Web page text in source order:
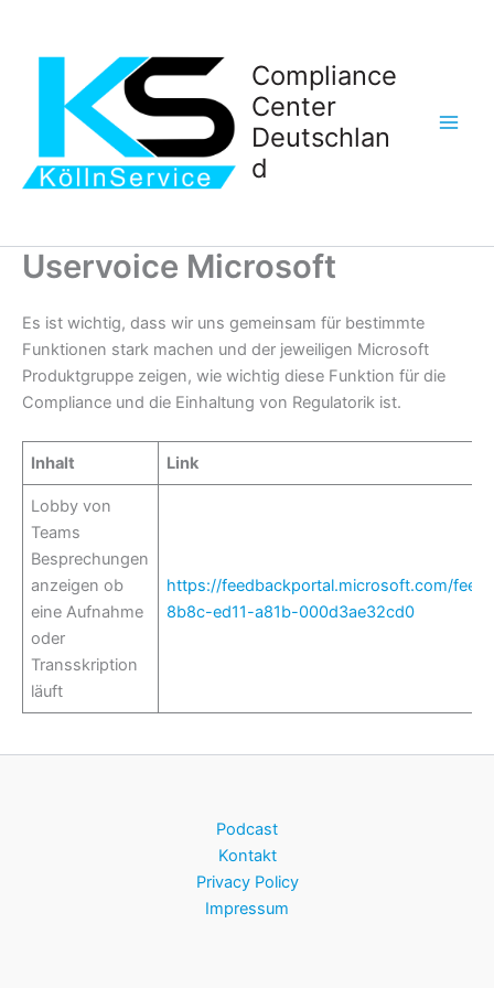
Compliance
Center
Deutschlan
d
Uservoice Microsoft
Es ist wichtig, dass wir uns gemeinsam für bestimmte
Funktionen stark machen und der jeweiligen Microsoft
Produktgruppe zeigen, wie wichtig diese Funktion für die
Compliance und die Einhaltung von Regulatorik ist.
Inhalt Link
Lobby von
Teams
Besprechungen
anzeigen ob
eine Aufnahme
oder
Transskription
läuft
https://feedbackportal.microsoft.com/
8b8c-ed11-a81b-000d3ae32cd0
Podcast
Kontakt
Privacy Policy
Impressum